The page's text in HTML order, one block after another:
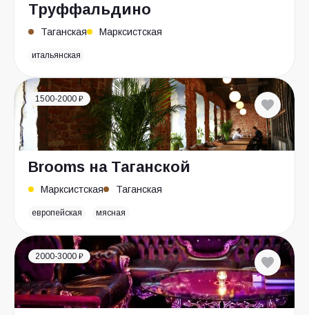
Труффальдино
Таганская Марксистская
итальянская
1500-2000 ₽
Brooms на Таганской
Марксистская Таганская
европейская мясная
2000-3000 ₽